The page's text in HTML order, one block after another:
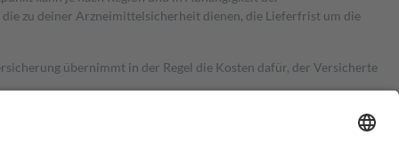
zu deiner Arzneimittelsicherheit dienen, die Lieferfrist um die
übernimmt in der Regel die Kosten dafür, der Versicherte